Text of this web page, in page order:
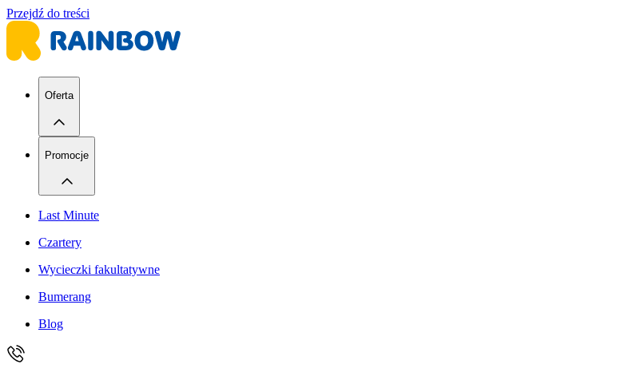
Przejdź do treści
Oferta
Promocje
Last Minute
Czartery
Wycieczki fakultatywne
Bumerang
Blog